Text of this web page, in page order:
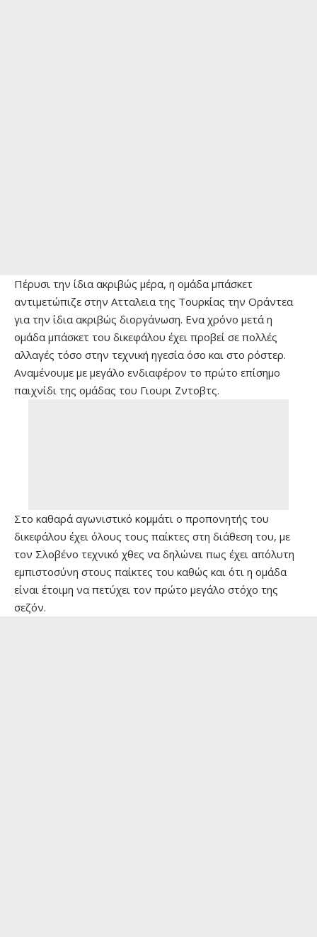
Πέρυσι την ίδια ακριβώς μέρα, η ομάδα μπάσκετ
αντιμετώπιζε στην Ατταλεια της Τουρκίας την Οράντεα
για την ίδια ακριβώς διοργάνωση. Ενα χρόνο μετά η
ομάδα μπάσκετ του δικεφάλου έχει προβεί σε πολλές
αλλαγές τόσο στην τεχνική ηγεσία όσο και στο ρόστερ.
Αναμένουμε με μεγάλο ενδιαφέρον το πρώτο επίσημο
παιχνίδι της ομάδας του Γιουρι Ζντοβτς.
Στο καθαρά αγωνιστικό κομμάτι ο προπονητής του
δικεφάλου έχει όλους τους παίκτες στη διάθεση του, με
τον Σλοβένο τεχνικό χθες να δηλώνει πως έχει απόλυτη
εμπιστοσύνη στους παίκτες του καθώς και ότι η ομάδα
είναι έτοιμη να πετύχει τον πρώτο μεγάλο στόχο της
σεζόν.